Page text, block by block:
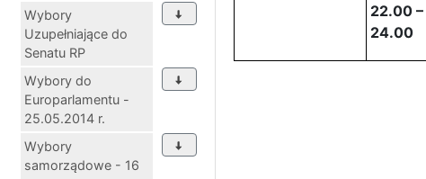
Wybory
Uzupełniające do
Senatu RP
Wybory do
Europarlamentu -
25.05.2014 r.
Wybory
samorządowe - 16
22.00 –
24.00